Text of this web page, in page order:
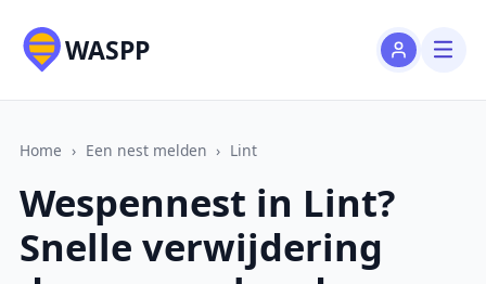
WASPP
Home › Een nest melden › Lint
Wespennest in Lint?
Snelle verwijdering